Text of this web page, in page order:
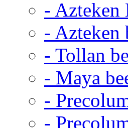
- Azteken
- Azteken
- Tollan
- Maya
-
-